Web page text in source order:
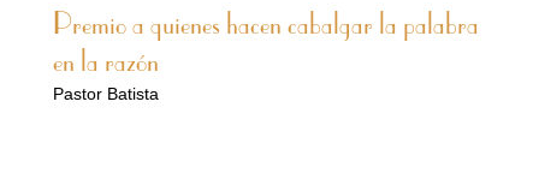
Premio a quienes hacen cabalgar la palabra
en la razón
Pastor Batista